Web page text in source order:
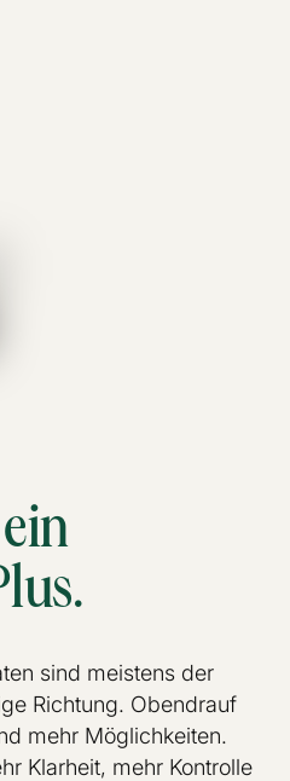
sind meistens der
Richtung. Obendrauf
mehr Möglichkeiten.
Klarheit, mehr Kontrolle